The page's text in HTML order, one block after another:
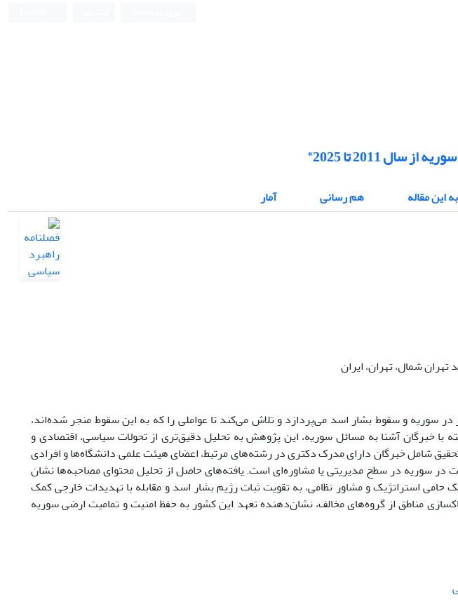
2011 تا 2025"
این مقاله هم رسانی
آمار
شمال، تهران، ایران
سوریه و سقوط بشار اسد می‌پردازد و تلاش می‌کند تا عواملی را که به این سقوط منجر شده‌اند،
با خبرگان آشنا به مسائل سوریه، این پژوهش به تحلیل دقیق‌تری از تحولات سیاسی، اقتصادی و
شامل خبرگان دارای مدرک دکتری در رشته‌های مرتبط، اعضای هیئت علمی دانشگاه‌ها و افرادی
در سوریه در سطح مدیریتی یا مشاوره‌ای است. یافته‌های حاصل از تحلیل محتوای مصاحبه‌ها نشان
استراتژیک و مشاور نظامی، به تقویت ثبات رژیم بشار اسد و مقابله با تهدیدات خارجی کمک
مناطق از گروه‌های مخالف، نشان‌دهنده تعهد این کشور به حفظ امنیت و تمامیت ارضی سوریه